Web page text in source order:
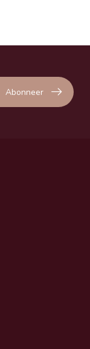
Abonneer